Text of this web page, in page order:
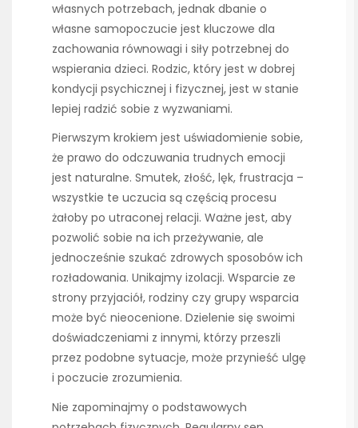
własnych potrzebach, jednak dbanie o
własne samopoczucie jest kluczowe dla
zachowania równowagi i siły potrzebnej do
wspierania dzieci. Rodzic, który jest w dobrej
kondycji psychicznej i fizycznej, jest w stanie
lepiej radzić sobie z wyzwaniami.
Pierwszym krokiem jest uświadomienie sobie,
że prawo do odczuwania trudnych emocji
jest naturalne. Smutek, złość, lęk, frustracja –
wszystkie te uczucia są częścią procesu
żałoby po utraconej relacji. Ważne jest, aby
pozwolić sobie na ich przeżywanie, ale
jednocześnie szukać zdrowych sposobów ich
rozładowania. Unikajmy izolacji. Wsparcie ze
strony przyjaciół, rodziny czy grupy wsparcia
może być nieocenione. Dzielenie się swoimi
doświadczeniami z innymi, którzy przeszli
przez podobne sytuacje, może przynieść ulgę
i poczucie zrozumienia.
Nie zapominajmy o podstawowych